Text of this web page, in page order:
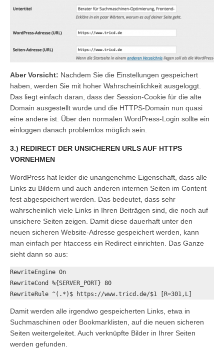
Aber Vorsicht: Nachdem Sie die Einstellungen gespeichert
haben, werden Sie mit hoher Wahrscheinlichkeit ausgeloggt.
Das liegt einfach daran, dass der Session-Cookie für die alte
Domain ausgestellt wurde und die HTTPS-Domain nun quasi
eine andere ist. Über den normalen WordPress-Login sollte ein
einloggen danach problemlos möglich sein.
3.) REDIRECT DER UNSICHEREN URLS AUF HTTPS
VORNEHMEN
WordPress hat leider die unangenehme Eigenschaft, dass alle
Links zu Bildern und auch anderen internen Seiten im Content
fest abgespeichert werden. Das bedeutet, dass sehr
wahrscheinlich viele Links in Ihren Beiträgen sind, die noch auf
unsichere Seiten zeigen. Damit diese dauerhaft unter den
neuen sicheren Website-Adresse gespeichert werden, kann
man einfach per htaccess ein Redirect einrichten. Das Ganze
sieht dann so aus:
RewriteEngine On
RewriteCond %{SERVER_PORT} 80
RewriteRule ^(.*)$ https://www.tricd.de/$1 [R=301,L]
Damit werden alle irgendwo gespeicherten Links, etwa in
Suchmaschinen oder Bookmarklisten, auf die neuen sicheren
Seiten weitergeleitet. Auch verknüpfte Bilder in Ihrer Seiten
werden gefunden.